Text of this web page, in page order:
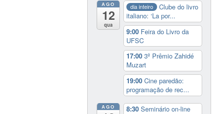
AGO
12
qua
dia inteiro
Clube do livro
italiano: ‘La por...
9:00 Feira do Livro da
UFSC
17:003º Prêmio Zahidé
Muzart
19:00Cine paredão:
programação de rec...
AGO 8:30Seminário on-line